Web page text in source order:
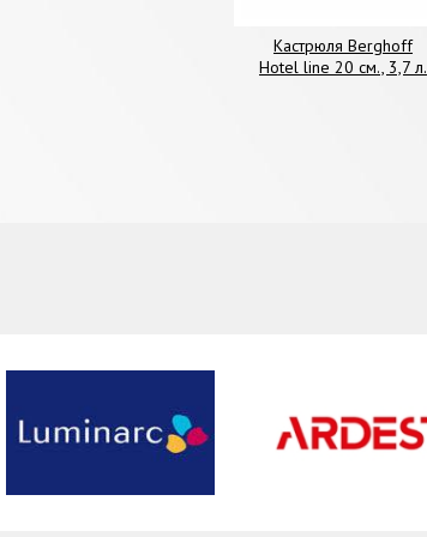
Кастрюля Berghoff
Hotel line 20 см., 3,7 л.